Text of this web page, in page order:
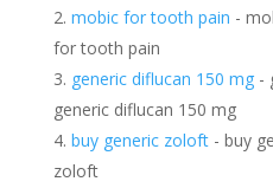
mobic for tooth pain -
for tooth pain
generic diflucan 150 mg-
generic diflucan 150 mg
buy generic zoloft- buy
zoloft